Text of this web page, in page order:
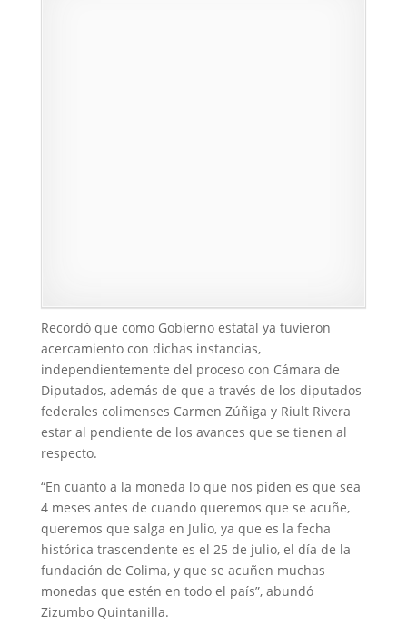
Recordó que como Gobierno estatal ya tuvieron
acercamiento con dichas instancias,
independientemente del proceso con Cámara de
Diputados, además de que a través de los diputados
federales colimenses Carmen Zúñiga y Riult Rivera
estar al pendiente de los avances que se tienen al
respecto.
“En cuanto a la moneda lo que nos piden es que sea
4 meses antes de cuando queremos que se acuñe,
queremos que salga en Julio, ya que es la fecha
histórica trascendente es el 25 de julio, el día de la
fundación de Colima, y que se acuñen muchas
monedas que estén en todo el país”, abundó
Zizumbo Quintanilla.